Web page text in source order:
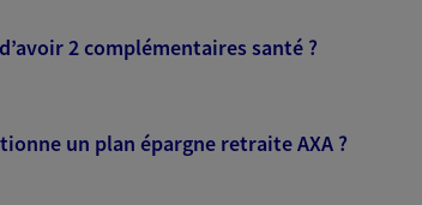
2 complémentaires santé ?
un plan épargne retraite AXA ?